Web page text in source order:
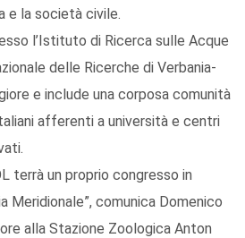
e la società civile.
l’Istituto di Ricerca sulle Acque
delle Ricerche di Verbania-
e include una corposa comunità
afferenti a università e centri
terrà un proprio congresso in
Meridionale”, comunica Domenico
alla Stazione Zoologica Anton